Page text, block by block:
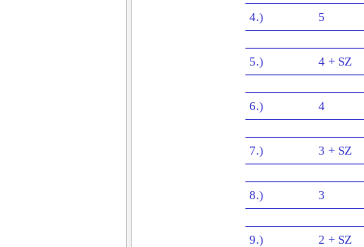
4.) 5
5.) 4 + SZ
6.) 4
7.) 3 + SZ
8.) 3
9.) 2 + SZ